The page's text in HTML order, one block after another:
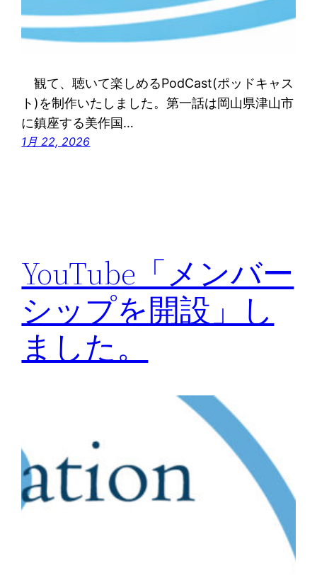
観て、聴いて楽しめるPodCast(ポッドキャス
ト)を制作いたしました。第一話は岡山県津山市
に鎮座する美作国…
1月 22, 2026
YouTube「メンバー
シップを開設」し
ました。